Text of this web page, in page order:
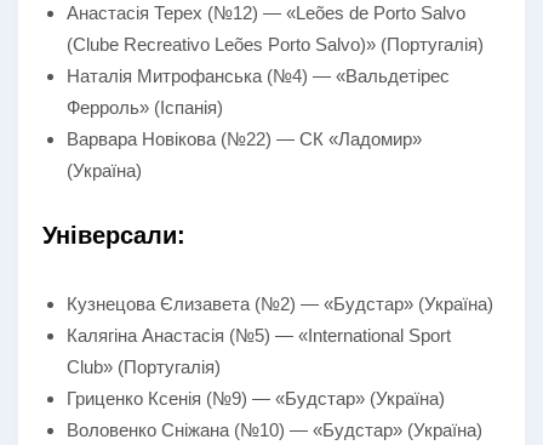
Анастасія Терех (№12) — «Leões de Porto Salvo
(Clube Recreativo Leões Porto Salvo)» (Португалія)
Наталія Митрофанська (№4) — «Вальдетірес
Ферроль» (Іспанія)
Варвара Новікова (№22) — СК «Ладомир»
(Україна)
Універсали:
Кузнецова Єлизавета (№2) — «Будстар» (Україна)
Калягіна Анастасія (№5) — «International Sport
Club» (Португалія)
Гриценко Ксенія (№9) — «Будстар» (Україна)
Воловенко Сніжана (№10) — «Будстар» (Україна)